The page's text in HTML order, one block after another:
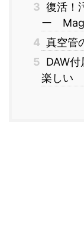
3 復活！
ー
4 真空管
5 DAW
楽しい